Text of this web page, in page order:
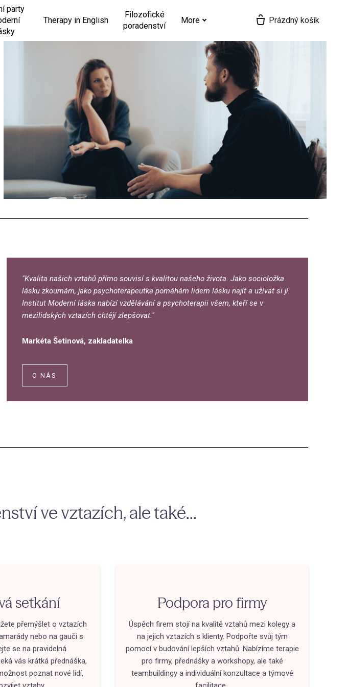
party
Therapy in English
Filozofické
poradenství
More Prázdný košík
"Kvalita našich vztahů přímo souvisí s kvalitou našeho života. Jako socioložka
lásku zkoumám, jako psychoterapeutka pomáhám lidem lásku najít a užívat si jí.
Institut Moderní láska nabízí vzdělávání a psychoterapii všem, kteří se v
mezilidských vztazích chtějí zlepšovat."
Markéta Šetinová, zakladatelka
O NÁS
ve vztazích, ale také...
setkání
přemýšlet o vztazích
nebo na gauči s
se na pravidelná
vás krátká přednáška,
poznat nové lidí,
Podpora pro firmy
Úspěch firem stojí na kvalitě vztahů mezi kolegy a
na jejich vztazích s klienty. Podpořte svůj tým
pomocí v budování lepších vztahů. Nabízíme terapie
pro firmy, přednášky a workshopy, ale také
teambuildingy a individuální konzultace a týmové